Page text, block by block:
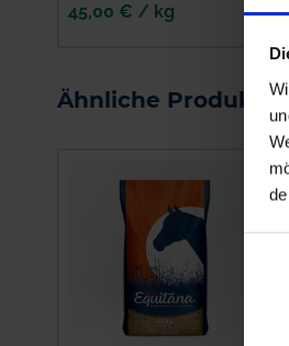
45,00 € / kg
Ähnliche Produkte